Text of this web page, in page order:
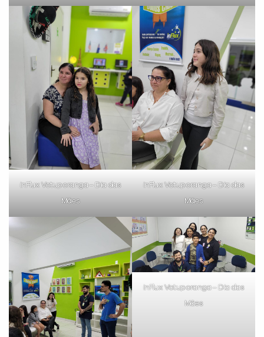
inFlux Votuporanga – Dia das
Mães
inFlux Votuporanga – Dia das
Mães
inFlux Votuporanga – Dia das
Mães